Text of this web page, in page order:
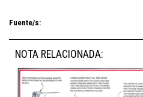
Fuente/s:
NOTA RELACIONADA: